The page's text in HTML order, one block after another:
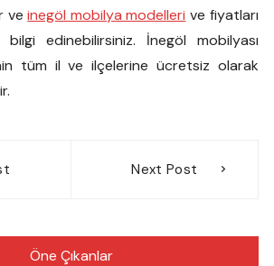
veinegöl mobilya modelleri ve fiyatları
bilgi edinebilirsiniz. İnegöl mobilyası
tüm il ve ilçelerine ücretsiz olarak
Next Post
Öne Çıkanlar